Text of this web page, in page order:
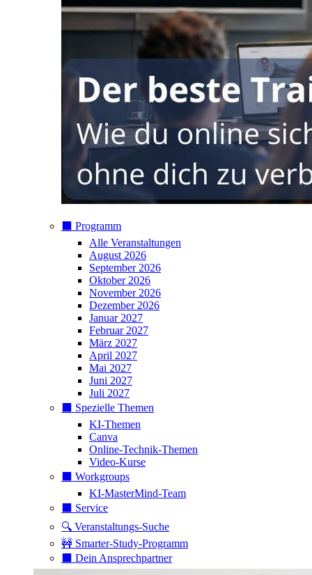
⬛️ Programm
Alle Veranstaltungen
August 2026
September 2026
Oktober 2026
November 2026
Dezember 2026
Januar 2027
Februar 2027
März 2027
April 2027
Mai 2027
Juni 2027
Juli 2027
⬛️ Spezielle Themen
KI-Themen
Canva
Online-Technik-Themen
Video-Kurse
⬛️ Workgroups
KI-MasterMind-Team
⬛️ Service
🔍 Veranstaltungs-Suche
🚧 Smarter-Study-Programm
⬛️ Dein Ansprechpartner